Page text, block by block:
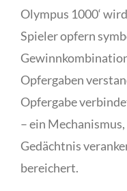
Olympus 1000‘
Spieler opfern
Opfergaben
Opfergabe
– ein
Gedächtnis
bereichert.